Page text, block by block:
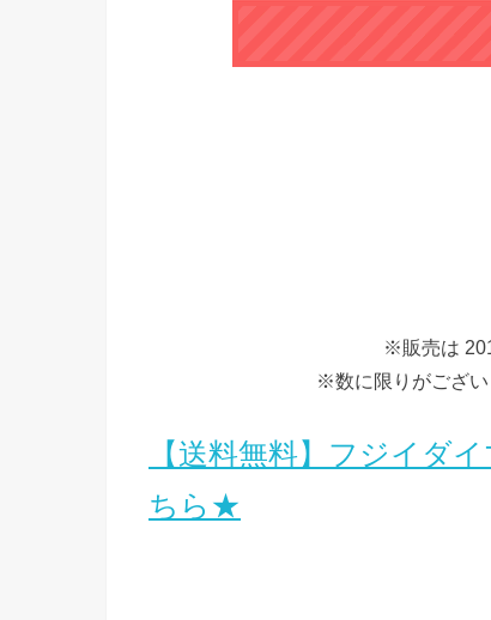
※販売は
※数に限りがござい
【送料無料】フジイダ
ちら★